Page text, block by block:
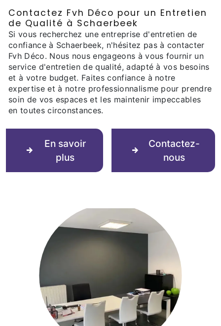
Contactez Fvh Déco pour un Entretien
de Qualité à Schaerbeek
Si vous recherchez une entreprise d'entretien de
confiance à Schaerbeek, n'hésitez pas à contacter
Fvh Déco. Nous nous engageons à vous fournir un
service d'entretien de qualité, adapté à vos besoins
et à votre budget. Faites confiance à notre
expertise et à notre professionnalisme pour prendre
soin de vos espaces et les maintenir impeccables
en toutes circonstances.
En savoir
plus
Contactez-
nous